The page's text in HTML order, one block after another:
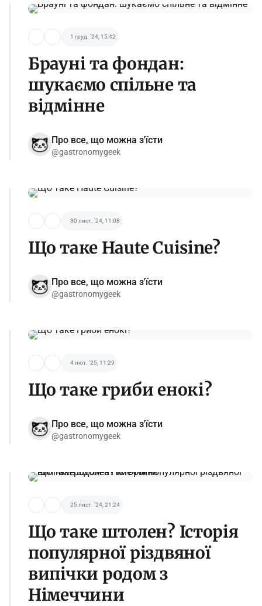
1 груд. '24, 15:42
Брауні та фондан:
шукаємо спільне та
відмінне
Про все, що можна з'їсти
@gastronomygeek
30 лист. '24, 11:08
Що таке Haute Cuisine?
Про все, що можна з'їсти
@gastronomygeek
4 лют. '25, 11:29
Що таке гриби енокі?
Про все, що можна з'їсти
@gastronomygeek
25 лист. '24, 21:24
Що таке штолен? Історія
популярної різдвяної
випічки родом з
Німеччини